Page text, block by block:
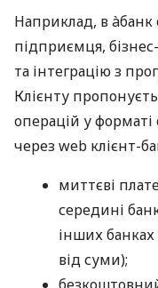
Наприклад, в àбанк
підприємця,
та інтеграцію з
Клієнту
операцій у форматі
через web клієнт-
миттєві
середині
інших
від суми);